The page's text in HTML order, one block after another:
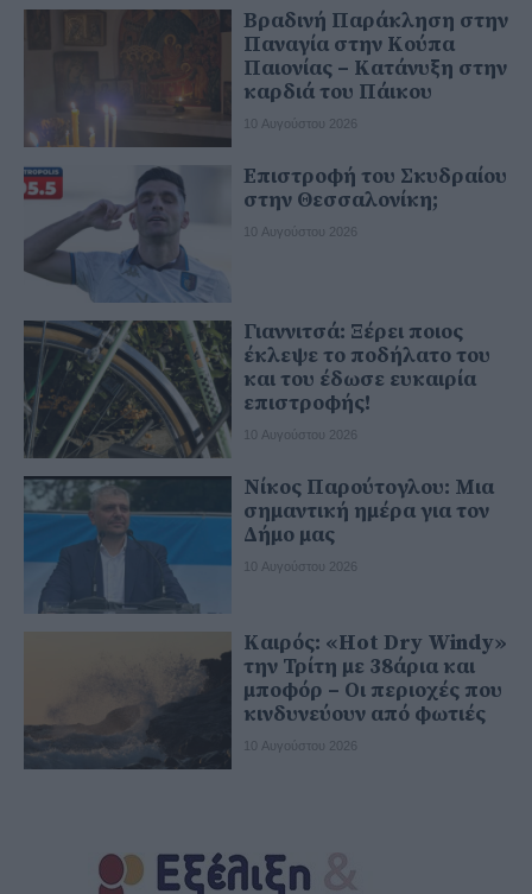
Βραδινή Παράκληση στην
Παναγία στην Κούπα
Παιονίας – Κατάνυξη στην
καρδιά του Πάικου
10 Αυγούστου 2026
Επιστροφή του Σκυδραίου
στην Θεσσαλονίκη;
10 Αυγούστου 2026
Γιαννιτσά: Ξέρει ποιος
έκλεψε το ποδήλατο του
και του έδωσε ευκαιρία
επιστροφής!
10 Αυγούστου 2026
Νίκος Παρούτογλου: Μια
σημαντική ημέρα για τον
Δήμο μας
10 Αυγούστου 2026
Καιρός: «Hot Dry Windy»
την Τρίτη με 38άρια και
μποφόρ – Οι περιοχές που
κινδυνεύουν από φωτιές
10 Αυγούστου 2026